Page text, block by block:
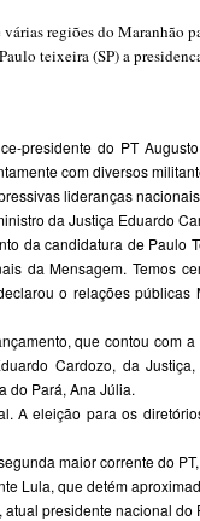
regiões do Maranhão
teixeira (SP) a
presidente do PT
com diversos
lideranças
da Justiça Eduardo
da candidatura de Paulo
da Mensagem. Temos
o relações públicas
que contou com
Cardozo, da
do Pará, Ana Júlia.
A eleição para os
maior corrente do
Lula, que detém
presidente nacional do